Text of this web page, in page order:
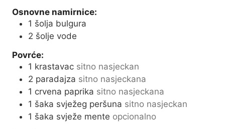
Osnovne namirnice:
1 šolja bulgura
2 šolje vode
Povrće:
1 krastavac sitno nasjeckan
2 paradajza sitno nasjeckana
1 crvena paprika sitno nasjeckana
1 šaka svježeg peršuna sitno nasjeckan
1 šaka svježe mente opcionalno